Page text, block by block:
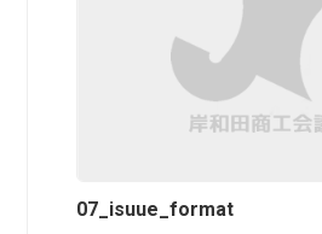
07_isuue_format